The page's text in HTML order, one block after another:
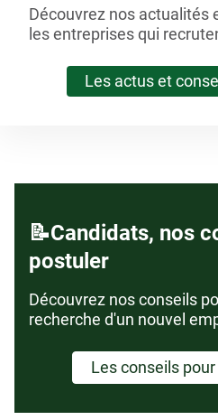
Découvrez nos actualités
les entreprises qui
Les actus et
📝Candidats, nos
postuler
Découvrez nos conseils
recherche d'un nouvel
Les conseils